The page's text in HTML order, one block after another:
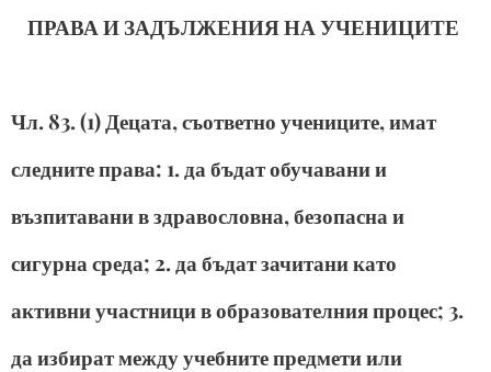
ПРАВА И ЗАДЪЛЖЕНИЯ НА УЧЕНИЦИТЕ
Чл. 83. (1) Децата, съответно учениците, имат
следните права: 1. да бъдат обучавани и
възпитавани в здравословна, безопасна и
сигурна среда; 2. да бъдат зачитани като
активни участници в образователния процес; 3.
да избират между учебните предмети или